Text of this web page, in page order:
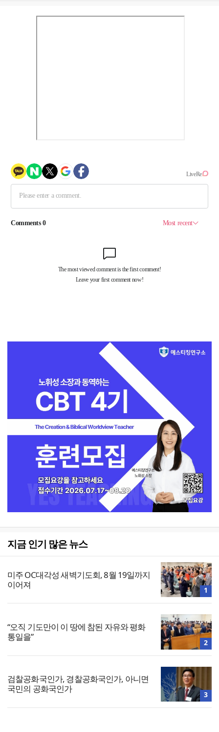
지금 인기 많은 뉴스
미주 OC대각성 새벽기도회, 8월 19일까지
이어져
1
“오직 기도만이 이 땅에 참된 자유와 평화
통일을”
2
검찰공화국인가, 경찰공화국인가, 아니면
국민의 공화국인가
3